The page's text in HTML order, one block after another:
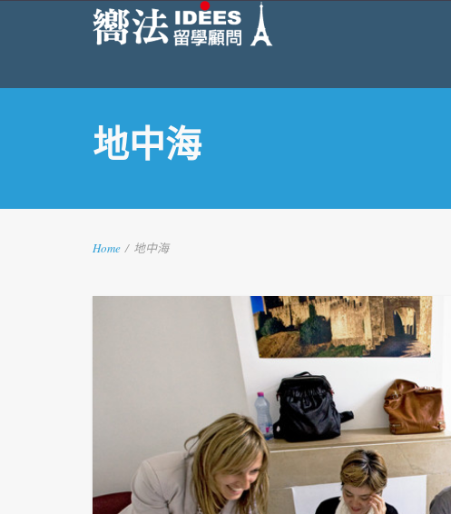
地中海
Home / 地中海